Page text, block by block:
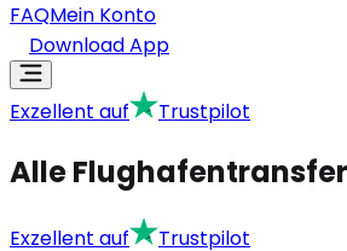
FAQMein Konto
Download App
Exzellent auf Trustpilot
Alle
Exzellent auf Trustpilot